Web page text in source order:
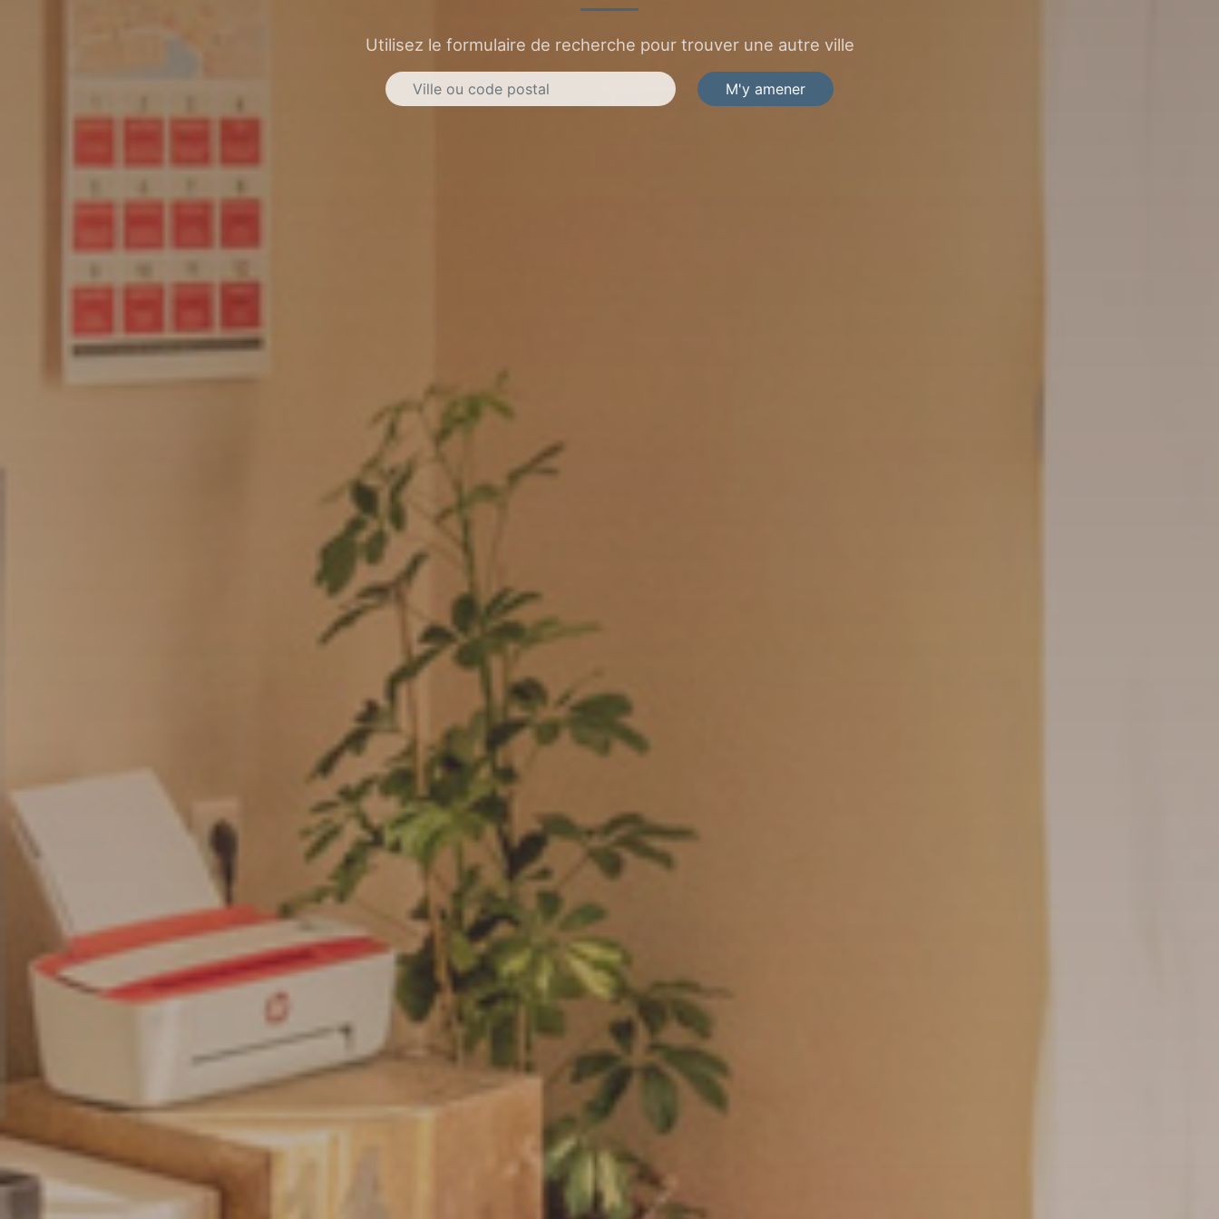
Utilisez le formulaire de recherche pour trouver une autre ville
M'y amener